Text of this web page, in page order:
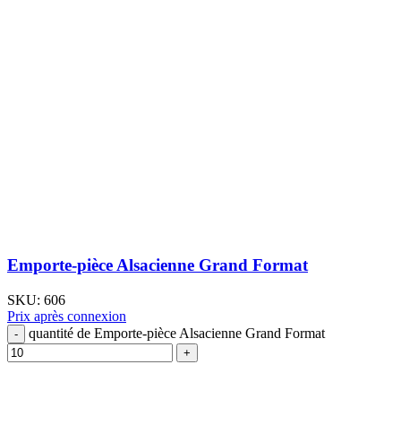
Emporte-pièce Alsacienne Grand Format
SKU: 606
Prix après connexion
quantité de Emporte-pièce Alsacienne Grand Format